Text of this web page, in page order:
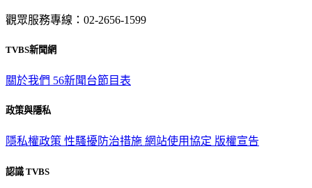
觀眾服務專線：02-2656-1599
TVBS新聞網
關於我們 56新聞台節目表
政策與隱私
隱私權政策 性騷擾防治措施 網站使用協定 版權宣告
認識 TVBS